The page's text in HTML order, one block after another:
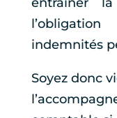
indemnités
Soyez donc